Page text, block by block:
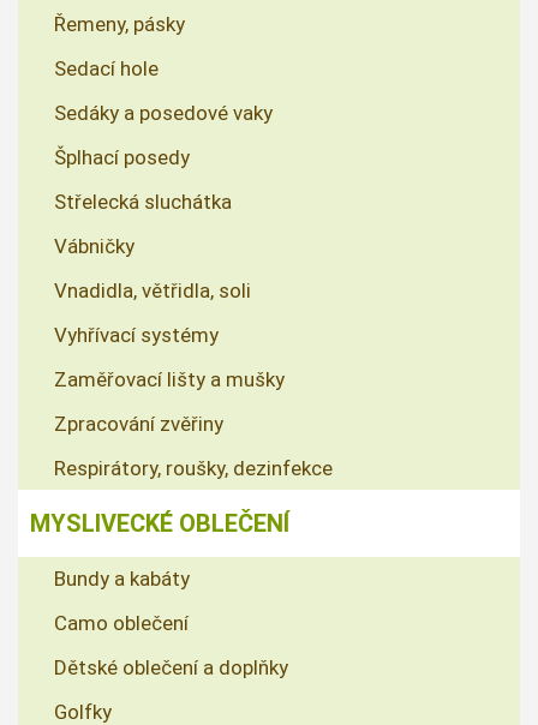
Řemeny, pásky
Sedací hole
Sedáky a posedové vaky
Šplhací posedy
Střelecká sluchátka
Vábničky
Vnadidla, větřidla, soli
Vyhřívací systémy
Zaměřovací lišty a mušky
Zpracování zvěřiny
Respirátory, roušky, dezinfekce
MYSLIVECKÉ OBLEČENÍ
Bundy a kabáty
Camo oblečení
Dětské oblečení a doplňky
Golfky